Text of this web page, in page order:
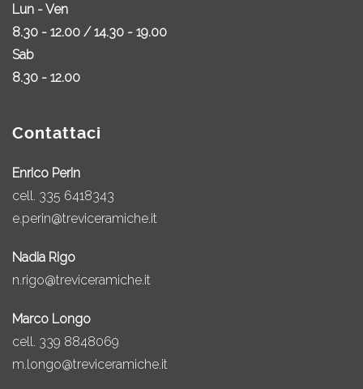
Lun - Ven
8.30 - 12.00 / 14.30 - 19.00
Sab
8.30 - 12.00
Contattaci
Enrico Perin
cell. 335 6418343
e.perin@treviceramiche.it
Nadia Rigo
n.rigo@treviceramiche.it
Marco Longo
cell. 339 8848069
m.longo@treviceramiche.it